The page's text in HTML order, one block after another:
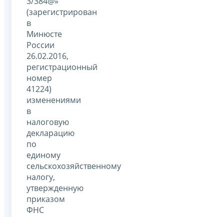
(зарегистрирован
в
Минюсте
России
26.02.2016,
регистрационный
номер
41224)
изменениями
в
налоговую
декларацию
по
единому
сельскохозяйственному
налогу,
утвержденную
приказом
ФНС